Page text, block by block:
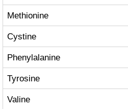
Methionine
Cystine
Phenylalanine
Tyrosine
Valine